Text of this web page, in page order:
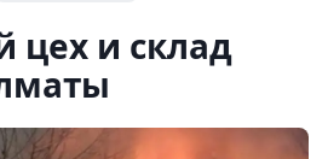
цех и склад